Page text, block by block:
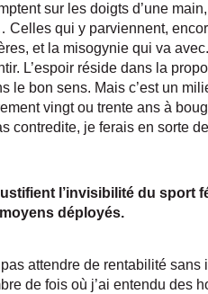
sur les doigts d’une
qui y parviennent,
et la misogynie qui va
L’espoir réside dans la
le bon sens. Mais c’est un
vingt ou trente ans à
contredite, je ferais en sorte
l’invisibilité du sport
déployés.
attendre de rentabilité
de fois où j’ai entendu des